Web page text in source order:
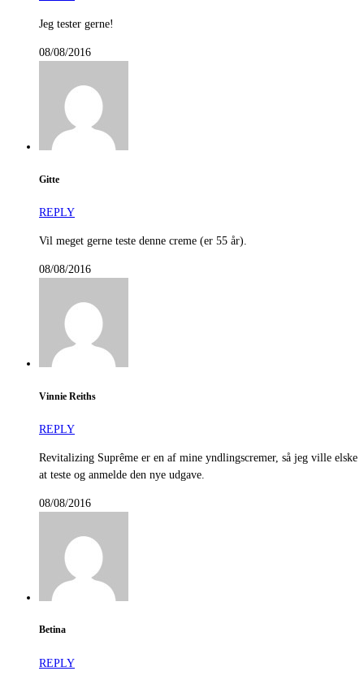
Jeg tester gerne!
08/08/2016
Gitte
REPLY
Vil meget gerne teste denne creme (er 55 år).
08/08/2016
Vinnie Reiths
REPLY
Revitalizing Suprême er en af mine yndlingscremer, så jeg ville elske
at teste og anmelde den nye udgave.
08/08/2016
Betina
REPLY